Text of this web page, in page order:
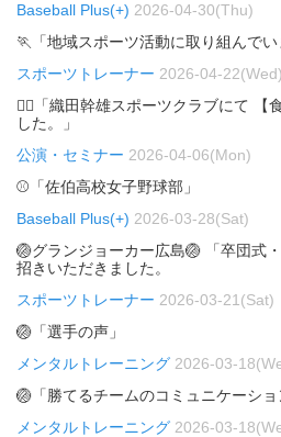
Baseball Plus(+) 2026-04-30(Thu)
🏃「地域スポーツ活動に取り組んでい
スポーツトレーナー 2026-04-22(Wed)
🏃‍♂️「織田幹雄スポーツクラブにて 【
した。」
公演・セミナー 2026-04-06(Mon)
⚾「佐伯高校女子野球部」
Baseball Plus(+) 2026-03-28(Sat)
🏐グランジョーカー広島🏐 「卒団式
招きいただきました。
スポーツトレーナー 2026-03-21(Sat)
🏐「選手の声」
メンタルトレーニング 2026-03-
🏐「勝てるチームのコミュニケーショ
メンタルトレーニング 2026-03-